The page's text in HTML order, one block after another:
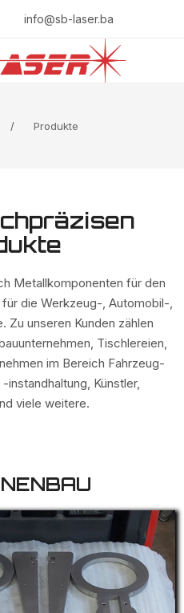
info@sb-laser.ba
Produkte
Metallkomponenten für den
die Werkzeug-, Automobil-,
Zu unseren Kunden zählen
Tischlereien,
im Bereich Fahrzeug-
instandhaltung, Künstler,
viele weitere.